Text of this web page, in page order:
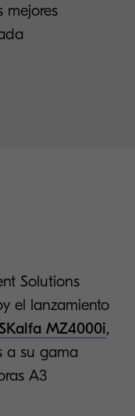
mejores
Solutions
el lanzamiento
MZ4000i,
a su gama
A3